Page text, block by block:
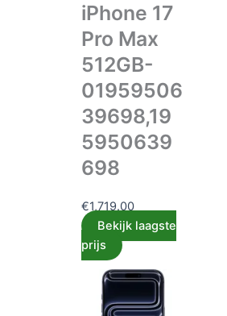
iPhone 17
Pro Max
512GB-
01959506
39698,19
5950639
698
€1,719.00
Bekijk laagste
prijs